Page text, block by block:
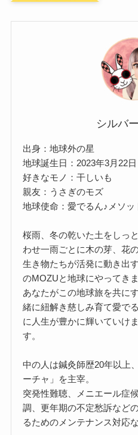
シルバ
出身：地球外の星
地球誕生日：2023年3月22日
好きなモノ：干しいも
親友：うさぎのモズ
地球使命：愛でるん♪メソッ
桜雨、冬の乾いた土をしっ
わせ一雨ごとに木の芽、花
生き物たちが活発に動き出
のMOZUと地球にやってきま
あなたがこの地球旅を共に
緒に紐解き慈しみ育て愛で
に人生が豊かに輝いていけ
す。
中の人は鍼灸師歴20年以上
ーチャ」を主宰。
突発性難聴、メニエール症
調、更年期の不定愁訴など
るためのメンテナンス対応